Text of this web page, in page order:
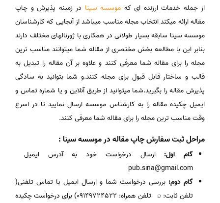
از جمله خدمات ارزنده ای که موسسه سینا در زمینه پذیرش و چاپ
مقاله ارائه میکند انتخاب مجله مناسب میباشد از آنجایی که کارشناسان
موسسه سینا سابقه بسیار طولانی در همکاری با ژورنالهای مختلف دارند
بنابر این با مطالعه بخش مختصری از مقاله شما میتوانند مناسب ترین
مجله را برای مقاله شما معرفی کنند و علاوه بر آن مقاله را تبدیل به
قالب و ساختار قابل قبول برای مجله کنند.و شما بتوانید به سادگی
پذیرش مقاله را بگیرید.شما میتوانید از طریق آنلاین و یا شماره تماس و
ایمیل چکیده مقاله را به کارشناس موسسه ارسال نمایید تا در اسرع
وقت مناسب ترین مجله را برای مقاله شما معرفی کنند.
مراحل ثبت سفارش چاپ مقاله در موسسه سینا :
گام اول:ارسال درخواست خود به آدرس ایمیل
pub.sina@gmail.com
گام دوم: بررسی درخواست شما و ارسال ایمیل یا تماس تلفنی(
تلفن ثابت: ⌕ تلفن همراه: ۰۹۱۴۹۷۲۴۵۲۲) برای درخواست چکیده